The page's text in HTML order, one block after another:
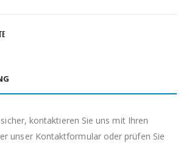
kontaktieren Sie uns mit Ihren
unser Kontaktformular oder prüfen Sie